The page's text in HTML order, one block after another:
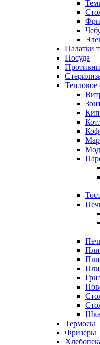
Палатки
Посуда
Противни
Тепловое
Термосы
Фризеры